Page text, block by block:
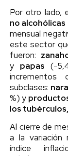
Por otro lado,
no alcohólicas
mensual
este sector
fueron:
y papas (-
subclases:
%) y
los
Al cierre de
a la variación
índice